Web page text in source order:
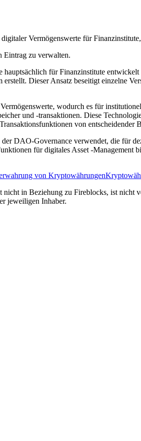
Vermögenswerte für
Eintrag zu verwalten.
für Finanzinstitute
Dieser Ansatz beseitigt einzelne
wodurch es für
und -transaktionen. Diese
von entscheidender
DAO-Governance verwendet, die für
für digitales Asset -
von Kryptowährungen
in Beziehung zu Fireblocks, ist
jeweiligen Inhaber.